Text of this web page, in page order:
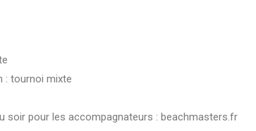
: tournoi mixte
soir pour les accompagnateurs : beachmasters.fr